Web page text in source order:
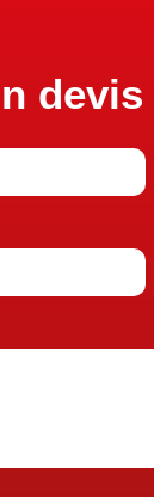
devis